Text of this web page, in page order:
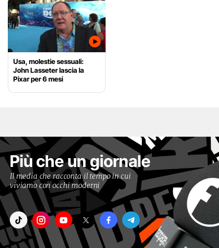
Usa, molestie sessuali:
John Lasseter lascia la
Pixar per 6 mesi
Più che un giornale
Il media che racconta il tempo in cui
viviamo con occhi moderni